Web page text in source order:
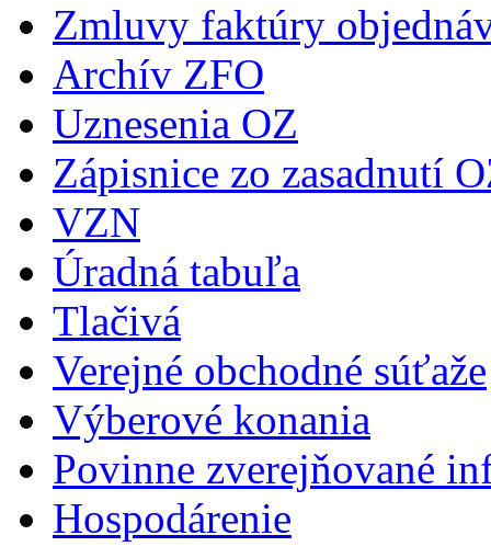
Zmluvy faktúry
Archív ZFO
Uznesenia OZ
Zápisnice zo zasadnutí
VZN
Úradná tabuľa
Tlačivá
Verejné obchodné súťaže
Výberové konania
Povinne zverejňované
Hospodárenie